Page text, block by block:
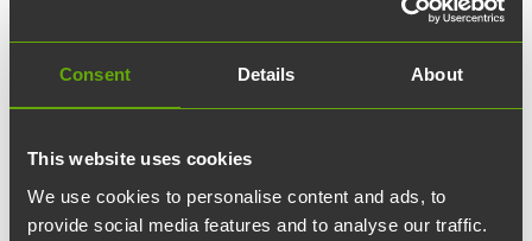
Consent Details About
This website uses cookies
We use cookies to personalise content and ads, to
provide social media features and to analyse our traffic.